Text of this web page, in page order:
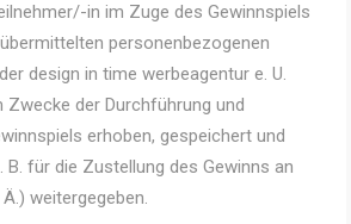
in im Zuge des Gewinnspiels
personenbezogenen
design in time werbeagentur e. U.
der Durchführung und
erhoben, gespeichert und
für die Zustellung des Gewinns an
weitergegeben.